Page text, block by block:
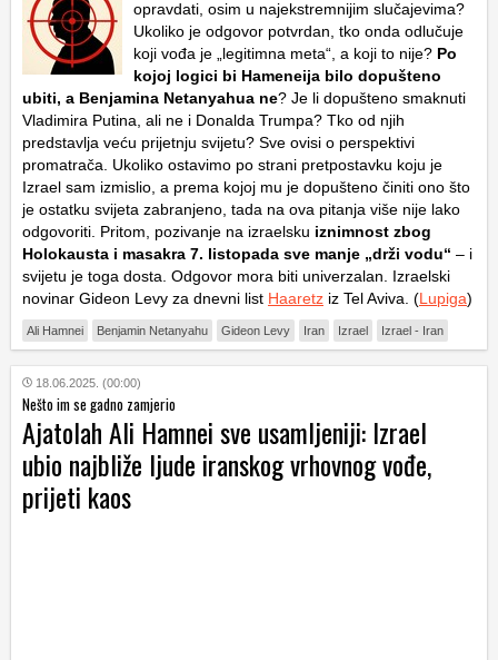
opravdati, osim u najekstremnijim slučajevima?
Ukoliko je odgovor potvrdan, tko onda odlučuje
koji vođa je „legitimna meta“, a koji to nije? Po
kojoj logici bi Hameneija bilo dopušteno
ubiti, a Benjamina Netanyahua ne? Je li dopušteno smaknuti
Vladimira Putina, ali ne i Donalda Trumpa? Tko od njih
predstavlja veću prijetnju svijetu? Sve ovisi o perspektivi
promatrača. Ukoliko ostavimo po strani pretpostavku koju je
Izrael sam izmislio, a prema kojoj mu je dopušteno činiti ono što
je ostatku svijeta zabranjeno, tada na ova pitanja više nije lako
odgovoriti. Pritom, pozivanje na izraelsku iznimnost zbog
Holokausta i masakra 7. listopada sve manje „drži vodu“ – i
svijetu je toga dosta. Odgovor mora biti univerzalan. Izraelski
novinar Gideon Levy za dnevni list Haaretz iz Tel Aviva. (Lupiga)
Ali Hamnei Benjamin Netanyahu Gideon Levy Iran Izrael Izrael - Iran
18.06.2025. (00:00)
Nešto im se gadno zamjerio
Ajatolah Ali Hamnei sve usamljeniji: Izrael
ubio najbliže ljude iranskog vrhovnog vođe,
prijeti kaos